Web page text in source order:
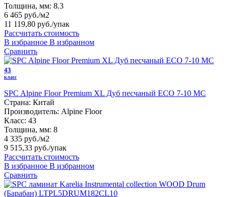
Толщина, мм: 8.3
6 465 руб./м2
11 119,80 руб./упак
Рассчитать стоимость
В избранное В избранном
Сравнить
43
класс
SPC Alpine Floor Premium XL Дуб песчаный ECO 7-10 MC
Страна: Китай
Производитель: Alpine Floor
Класс: 43
Толщина, мм: 8
4 335 руб./м2
9 515,33 руб./упак
Рассчитать стоимость
В избранное В избранном
Сравнить